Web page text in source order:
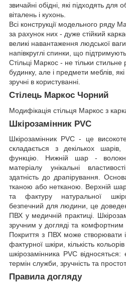
звичайні обідні, які підходять для
віталень і кухонь.
Всі конструкції модельного ряду
за рахунок них - дуже стійкий
великі навантаження людської
напівкруглі спинки, що
Стільці Маркос - не тільки
будинку, але і предмети меблів, які
зручні в користуванні.
Стілець Маркос Чорний
Модифікація стільця Маркос з
Шкірозамінник PVC
Шкірозамінник PVC - це
складається з декількох
функцію. Нижній шар -
матеріалу унікальні
здатність до драпірування.
тканою або нетканою. Верхній
та фактуру натуральної
безпечний для людини, це
ПВХ у медичній практиці.
зручним у догляді та комфортним
Покриття з ПВХ може створювати
фактурної шкіри, кількість
шкірозамінника PVC відносяться:
термін служби, зручність та
Правила догляду